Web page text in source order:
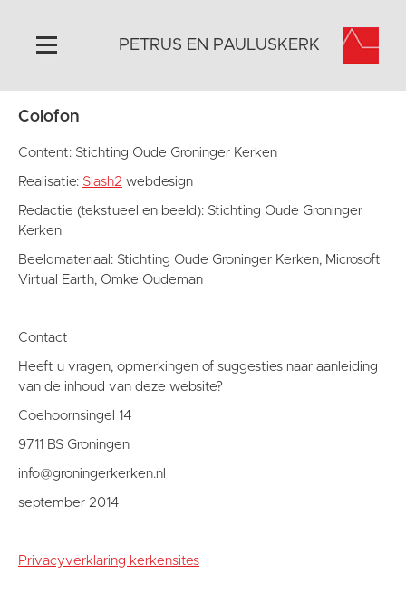
Home
Algemeen
Historie
Omgeving
Activiteiten
Steun ons
PETRUS EN PAULUSKERK
Colofon
Content: Stichting Oude Groninger Kerken
Realisatie: Slash2 webdesign
Redactie (tekstueel en beeld): Stichting Oude Groninger
Kerken
Beeldmateriaal: Stichting Oude Groninger Kerken, Microsoft
Virtual Earth, Omke Oudeman
Contact
Heeft u vragen, opmerkingen of suggesties naar aanleiding
van de inhoud van deze website?
Coehoornsingel 14
9711 BS Groningen
info@groningerkerken.nl
september 2014
Privacyverklaring kerkensites